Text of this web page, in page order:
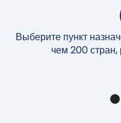
Выберите пункт
чем 200 стран,